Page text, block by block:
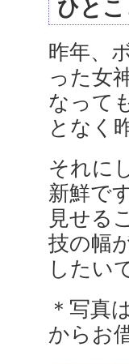
ひとこ
昨年、
った女
なって
となく
それに
新鮮で
見せる
技の幅
したい
＊写真
からお